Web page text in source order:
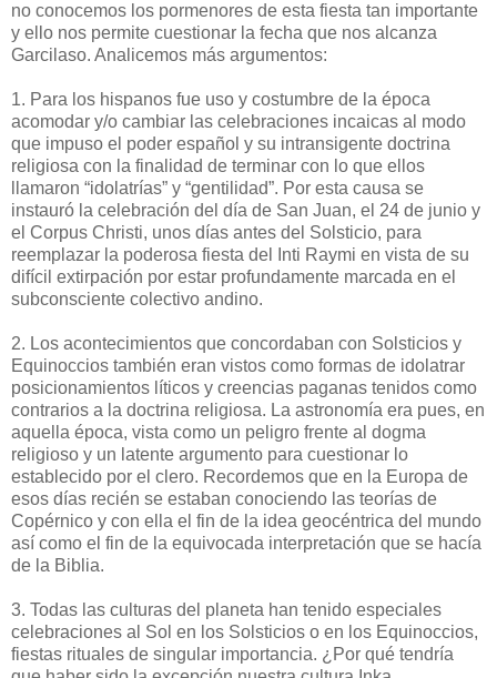
no conocemos los pormenores de esta fiesta tan importante
y ello nos permite cuestionar la fecha que nos alcanza
Garcilaso. Analicemos más argumentos:
1. Para los hispanos fue uso y costumbre de la época
acomodar y/o cambiar las celebraciones incaicas al modo
que impuso el poder español y su intransigente doctrina
religiosa con la finalidad de terminar con lo que ellos
llamaron “idolatrías” y “gentilidad”. Por esta causa se
instauró la celebración del día de San Juan, el 24 de junio y
el Corpus Christi, unos días antes del Solsticio, para
reemplazar la poderosa fiesta del Inti Raymi en vista de su
difícil extirpación por estar profundamente marcada en el
subconsciente colectivo andino.
2. Los acontecimientos que concordaban con Solsticios y
Equinoccios también eran vistos como formas de idolatrar
posicionamientos líticos y creencias paganas tenidos como
contrarios a la doctrina religiosa. La astronomía era pues, en
aquella época, vista como un peligro frente al dogma
religioso y un latente argumento para cuestionar lo
establecido por el clero. Recordemos que en la Europa de
esos días recién se estaban conociendo las teorías de
Copérnico y con ella el fin de la idea geocéntrica del mundo
así como el fin de la equivocada interpretación que se hacía
de la Biblia.
3. Todas las culturas del planeta han tenido especiales
celebraciones al Sol en los Solsticios o en los Equinoccios,
fiestas rituales de singular importancia. ¿Por qué tendría